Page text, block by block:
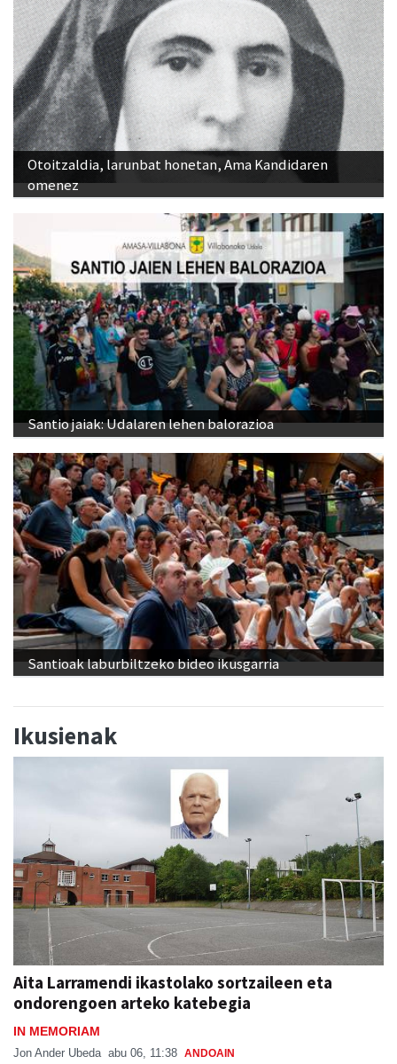
Otoitzaldia, larunbat honetan, Ama Kandidaren
omenez
Santio jaiak: Udalaren lehen balorazioa
Santioak laburbiltzeko bideo ikusgarria
Ikusienak
Aita Larramendi ikastolako sortzaileen eta
ondorengoen arteko katebegia
IN MEMORIAM
Jon Ander Ubeda abu 06, 11:38 ANDOAIN